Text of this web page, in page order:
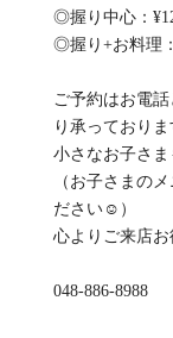
◎握り中心：
◎握り+お料理
ご予約はお電
り承っておりま
小さなお子さま
（お子さまの
ださい☺️）
心よりご来店
048-886-8988